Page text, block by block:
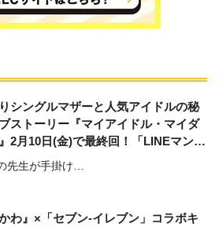
シングルマザーと人気アイドルの秘
ストーリー『マイアイドル・マイダ
2月10日(金)で最終回！「LINEマン
結を記念したキャンペーンを開催
先生が手掛け…
かわ』×「セブン‐イレブン」コラボキ